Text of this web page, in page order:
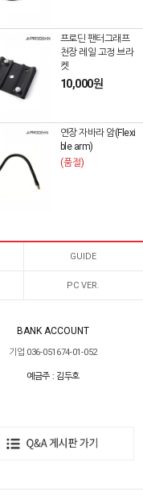
프로딘 팬터그래프
천장 레일 고정 브라
켓
10,000원
연장 자바라 암(Flexi
ble arm)
(품절)
GUIDE
PC VER.
BANK ACCOUNT
기업 036-051674-01-052
예금주 : 김두호